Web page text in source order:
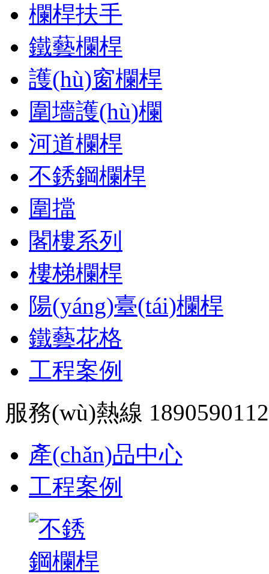
欄桿扶手
鐵藝欄桿
護(hù)窗欄桿
圍墻護(hù)欄
河道欄桿
不銹鋼欄桿
圍擋
閣樓系列
樓梯欄桿
陽(yáng)臺(tái)欄桿
鐵藝花格
工程案例
服務(wù)熱線
產(chǎn)品中心
工程案例